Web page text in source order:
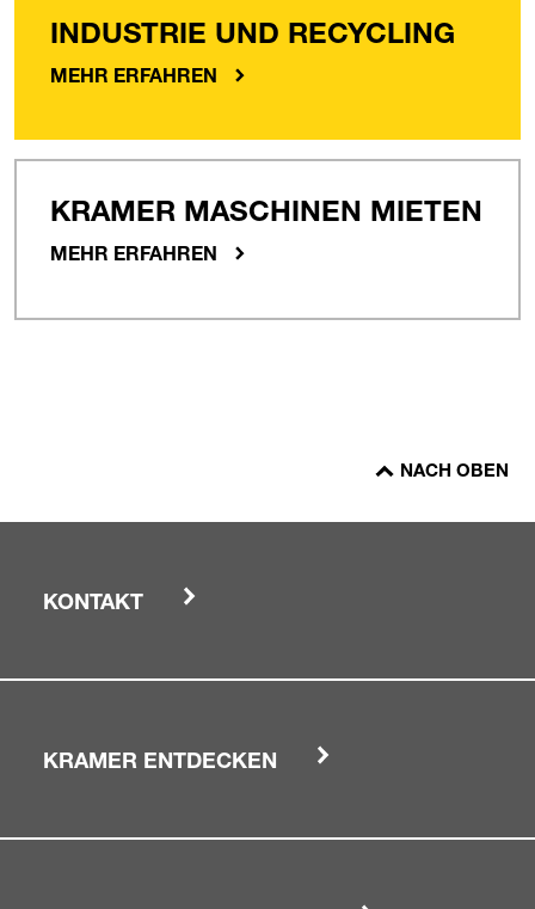
INDUSTRIE UND RECYCLING
MEHR ERFAHREN
KRAMER MASCHINEN MIETEN
MEHR ERFAHREN
NACH OBEN
KONTAKT
KRAMER ENTDECKEN